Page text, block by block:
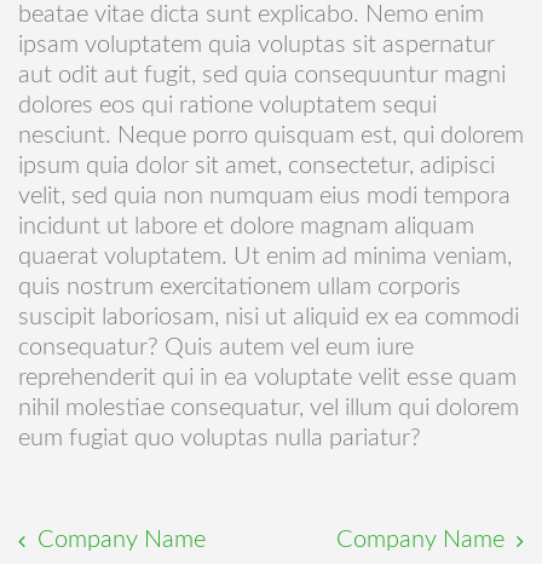
beatae vitae dicta sunt explicabo. Nemo enim
ipsam voluptatem quia voluptas sit aspernatur
aut odit aut fugit, sed quia consequuntur magni
dolores eos qui ratione voluptatem sequi
nesciunt. Neque porro quisquam est, qui dolorem
ipsum quia dolor sit amet, consectetur, adipisci
velit, sed quia non numquam eius modi tempora
incidunt ut labore et dolore magnam aliquam
quaerat voluptatem. Ut enim ad minima veniam,
quis nostrum exercitationem ullam corporis
suscipit laboriosam, nisi ut aliquid ex ea commodi
consequatur? Quis autem vel eum iure
reprehenderit qui in ea voluptate velit esse quam
nihil molestiae consequatur, vel illum qui dolorem
eum fugiat quo voluptas nulla pariatur?
Company Name Company Name